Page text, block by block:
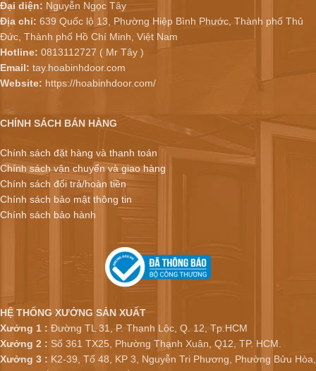
Đại diện: Nguyễn Ngọc Tây
Địa chỉ: 639 Quốc lộ 13, Phường Hiệp Bình Phước, Thành phố Thủ
Đức, Thành phố Hồ Chí Minh, Việt Nam
Hotline: 0813112727 ( Mr Tây )
Email: tay.hoabinhdoor.com
Website: https://hoabinhdoor.com/
CHÍNH SÁCH BÁN HÀNG
Chính sách đặt hàng và thanh toán
Chính sách vận chuyển và giao hàng
Chính sách đổi trả/hoàn tiền
Chính sách bảo mật thông tin
Chính sách bảo hành
HỆ THỐNG XƯỞNG SẢN XUẤT
Xưởng 1 : Đường TL 31, P. Thạnh Lộc, Q. 12, Tp.HCM
Xưởng 2 : Số 361 TX25, Phường Thạnh Xuân, Q12, TP. HCM.
Xưởng 3 : K2-39, Tổ 48, KP 3, Nguyễn Tri Phương, Phường Bửu Hòa,